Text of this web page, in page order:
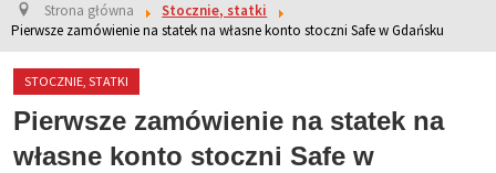
Strona główna
Stocznie, statki
Pierwsze zamówienie na statek na własne konto stoczni Safe w Gdańsku
STOCZNIE, STATKI
Pierwsze zamówienie na statek na
własne konto stoczni Safe w